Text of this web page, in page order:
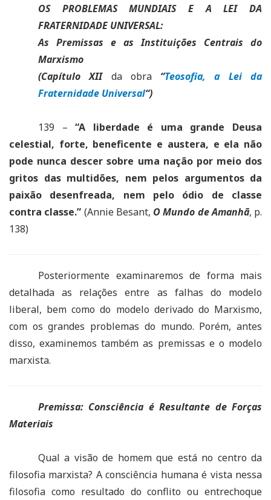
OS PROBLEMAS MUNDIAIS E A LEI DA
FRATERNIDADE UNIVERSAL:
As Premissas e as Instituições Centrais do
Marxismo
(Capítulo XII da obra“Teosofia, a Lei da
Fraternidade Universal“)
139 –“A liberdade é uma grande Deusa
celestial, forte, beneficente e austera, e ela não
pode nunca descer sobre uma nação por meio dos
gritos das multidões, nem pelos argumentos da
paixão desenfreada, nem pelo ódio de classe
contra classe.” (Annie Besant, O Mundo de Amanhã, p.
138)
Posteriormente examinaremos de forma mais
detalhada as relações entre as falhas do modelo
liberal, bem como do modelo derivado do Marxismo,
com os grandes problemas do mundo. Porém, antes
disso, examinemos também as premissas e o modelo
marxista.
Premissa: Consciência é Resultante de Forças
Materiais
Qual a visão de homem que está no centro da
filosofia marxista? A consciência humana é vista nessa
filosofia como resultado do conflito ou entrechoque